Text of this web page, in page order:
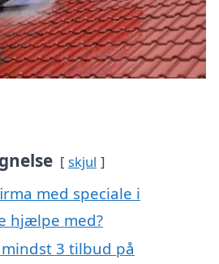
skjul
med speciale i
hjælpe med?
3 tilbud på